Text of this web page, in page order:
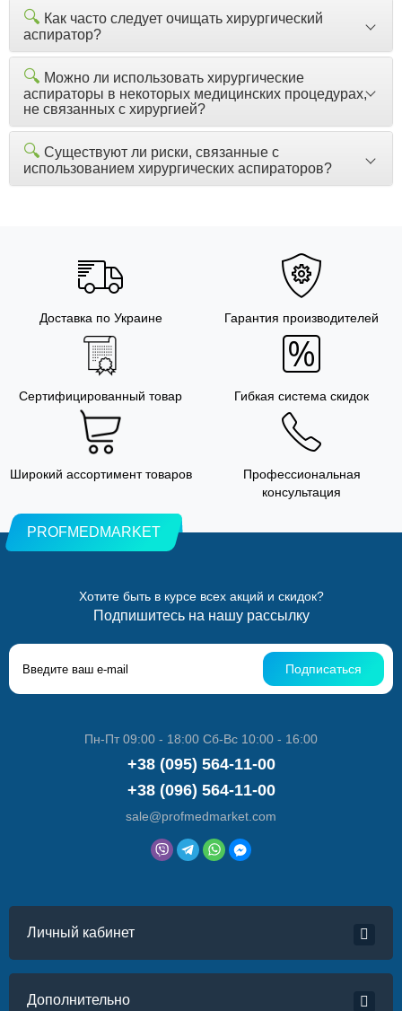
🔍 Как часто следует очищать хирургический
аспиратор?
🔍 Можно ли использовать хирургические
аспираторы в некоторых медицинских процедурах,
не связанных с хирургией?
🔍 Существуют ли риски, связанные с
использованием хирургических аспираторов?
Доставка по Украине Гарантия производителей
Сертифицированный товар Гибкая система скидок
Широкий ассортимент товаров
Профессиональная
консультация
PROFMEDMARKET
Хотите быть в курсе всех акций и скидок?
Подпишитесь на нашу рассылку
Подписаться
Пн-Пт 09:00 - 18:00 Сб-Вс 10:00 - 16:00
+38 (095) 564-11-00
+38 (096) 564-11-00
sale@profmedmarket.com
Личный кабинет
Дополнительно